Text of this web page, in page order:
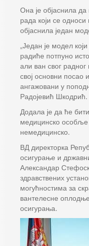
Она је објаснила
рада који се
објаснила један
„Један је модел
радиће потпуно
али ван свог
свој основни
ангажовани у
Радојевић Шкодрић.
Додала је да ће
медицинско особље
немедицинско.
ВД директорка
осигурање и
Александар
здравствених
могућностима за
вантелесне
осигурања.